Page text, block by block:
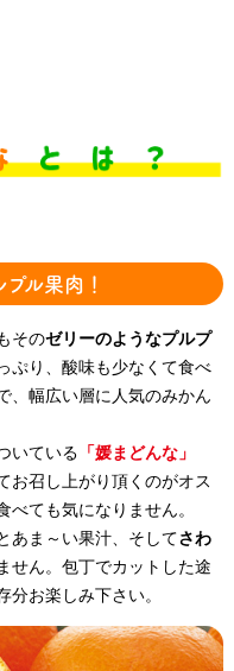
ル果肉！
そのゼリーのようなプルプ
ぷり、酸味も少なくて食べ
、幅広い層に人気のみかん
いている 「媛まどんな」
お召し上がり頂くのがオス
べても気になりません。
あま～い果汁、そしてさわ
せん。包丁でカットした途
お楽しみ下さい。